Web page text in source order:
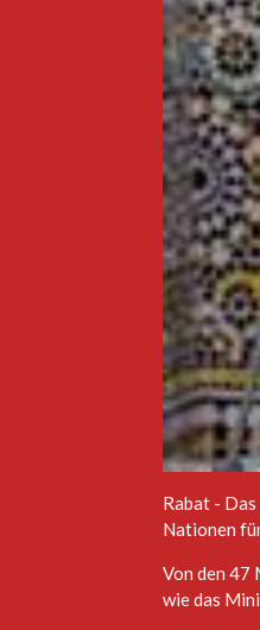
Rabat -
Nationen
Von den 47
wie das